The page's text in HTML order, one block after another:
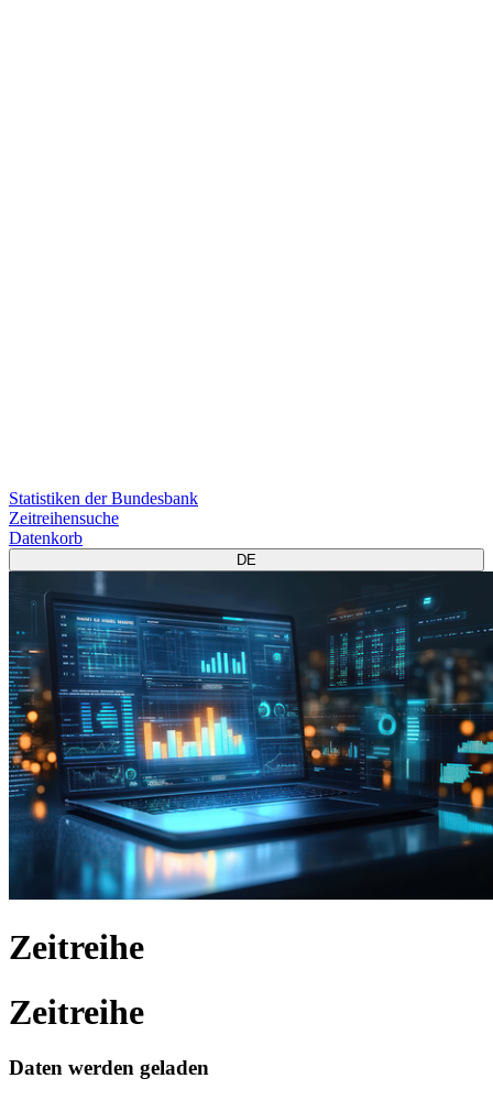
Statistiken der Bundesbank
Zeitreihensuche
Datenkorb
DE
Zeitreihe
Zeitreihe
Daten werden geladen